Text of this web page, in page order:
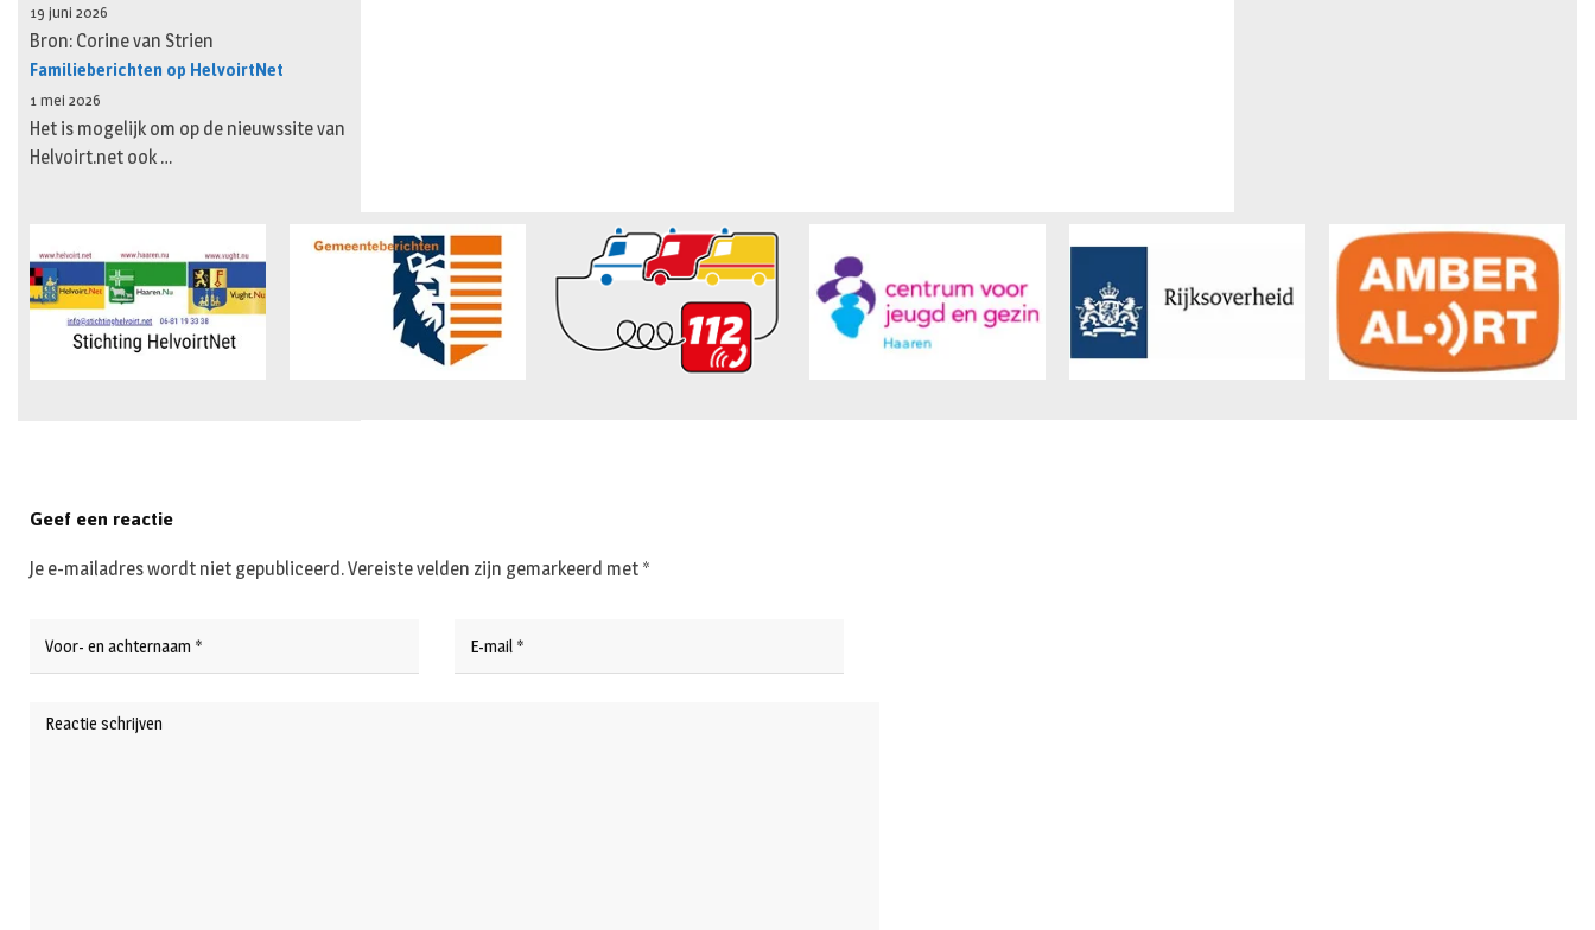
19 juni 2026
Bron: Corine van Strien
Familieberichten op HelvoirtNet
1 mei 2026
Het is mogelijk om op de nieuwssite van
Helvoirt.net ook …
Geef een reactie
Je e-mailadres wordt niet gepubliceerd.Vereiste velden zijn gemarkeerd met *